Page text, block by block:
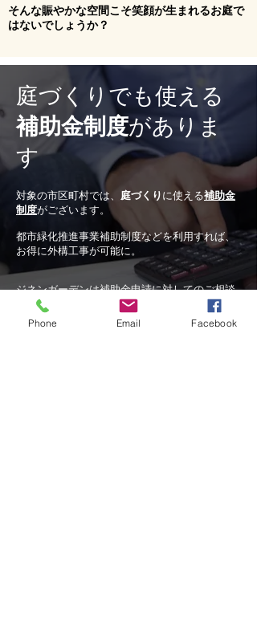
そんな賑やかな空間こそ笑顔が生まれるお庭で
はないでしょうか？
庭づくりでも使える
補助金制度がありま
す
対象の市区町村では、 庭づくり に使える補助金
制度がございます。
都市緑化推進事業補助制度などを利用すれば、
お得に外構工事が可能に。
ジネンガーデンは補助金申請に対してのご相談
も、「環境づくり」のプロフェッショナルとし
て、あらゆる要望・問題を解決し、お客様だけ
Phone Email Facebook